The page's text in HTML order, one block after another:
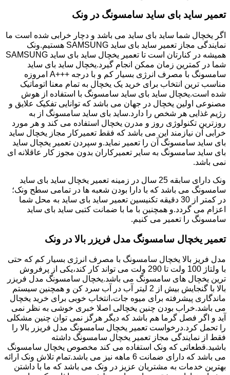
تعمیر ساید بای ساید سامسونگ در ونک
اگر یخچال شما ساید بای ساید می باشد و دچار خرابی شده است ما
نمایندگی مجاز تعمیر ساید بای ساید SAMSUNG هستیم.ونک
همیشه در کنارتان است تا تعمیر یخچال ساید بای ساید SAMSUNG
شما در کمترین زمان ممکن انجام گیرد.یخچال ساید بای ساید
سامسونگ با مصرف انرژی بسیار کم و با درجه +++A امروزه
مناسب ترین انتخاب برای خرید یک یخچال به تمام معنا اتوماتیک
شده است.یخچال ساید بای ساید سامسونگ با استفاده از هوش
مصنوعی اولین یخچال در جهان می باشد که توانایی تفکیک علایق و
رژیم غذایی هر شخص را دارد.ساید بای ساید سامسونگ از به
روزترین تکنولوژی روز و مدرن یخچال استفاده می کند و هر مورد
خرابی آن نیازمند این می باشد که فقط تعمیرکار مجاز یخچال ساید
بای ساید سامسونگ آن را تعمیر نماید.و سپردن تعمیر یخچال ساید
بای ساید سامسونگ به سایر تعمیرکاران بدون مجوز کار عاقلانه ای
نمی باشد.
ونک دارای سابقه 25 سال در زمینه تعمیر یخچال ساید بای ساید
سامسونگ می باشد که با دارا بودن شعبه ها در تمامی سطح ونک؛
در کمتر از 30 دقیقه تکنیسین تعمیر ساید بای ساید به محل شما
اعزام می گردد.و همچنین با ما با ضمانت کتبی ساید بای ساید
سامسونگ را تعمیر می کنیم.
تعمیر یخچال سامسونگ مدل فریزر بالا در ونک
مدل فریز بالا یخچال سامسونگ با مصرف انرژی بسیار کم که حتی
با ولتاژ 100 ولت تا 290 ولت می تواند کار کند،یکی از پرفروش
ترین یخچال های سامسونگ می باشد.یخچال سامسونگ مدل فریزر
بالا با گنجایش بیش از 2 لیتر آب در آب سرد کن و همچنین سیستم
ماندگاری پیشرفته برای میوه جات،انتخاب خوبی برای خرید یخچال
می باشد.خراب بودن چنین یخچالی اصلا خبری خوشی به نظر نمی
آید و اگر فصل گرما هم باشد که دیگر هرگز نمی توان چنین مشکلی
را تحمل کرد.درخواست تعمیر یخچال سامسونگ مدل فریزر بالا را
فقط از نمایندگی مجاز تعمیر یخچال سامسونگ داشته
باشید.قطعاتی که ونک استفاده می کند مخصوص یخچال سامسونگ
می باشد که دارای ضمانت 6 ماهه نیز می باشد.تمام تلاش ونک ارائه
بهترین خدمات به مشتریان عزیز در ونک می باشد که ما با داشتن